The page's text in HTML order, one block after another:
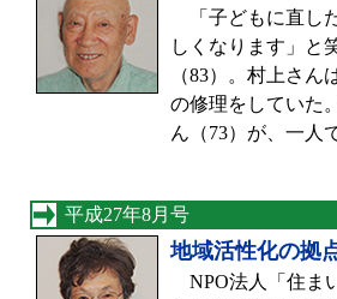
「子どもに直し
しくなります」と
（83）。村上さ
の修理をしていた
ん（73）が、一人
平成27年8月号
地域活性化の拠
NPO法人「住ま